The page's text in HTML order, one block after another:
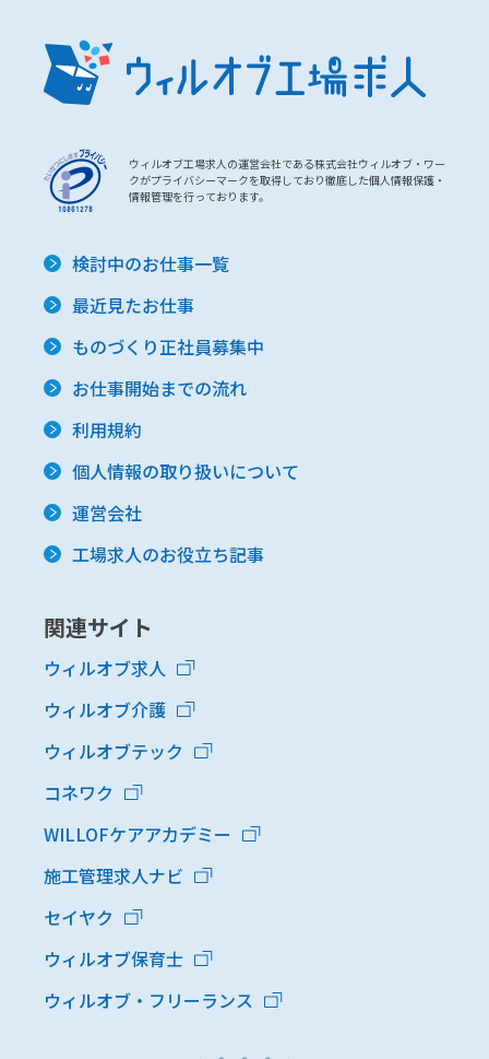
ウィルオブ工場求人の運営会社である株式会社ウィルオブ・ワー
クがプライバシーマークを取得しており徹底した個人情報保護・
情報管理を行っております。
検討中のお仕事一覧
最近見たお仕事
ものづくり正社員募集中
お仕事開始までの流れ
利用規約
個人情報の取り扱いについて
運営会社
工場求人のお役立ち記事
関連サイト
ウィルオブ求人
ウィルオブ介護
ウィルオブテック
コネワク
WILLOFケアアカデミー
施工管理求人ナビ
セイヤク
ウィルオブ保育士
ウィルオブ・フリーランス